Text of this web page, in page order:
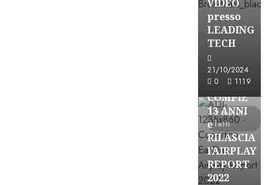
VIDEO
presso
LEADING
TECH
21/10/2024
0
1119
2 minuti
letti
Partnership
EARONE
COMPIE
13 ANNI
e
RILASCIA
l’AIRPLAY
REPORT
2022